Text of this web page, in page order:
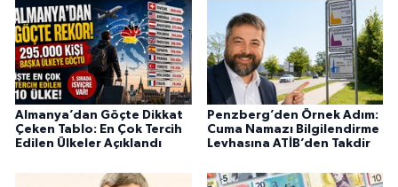
Almanya’dan Göçte Dikkat
Çeken Tablo: En Çok Tercih
Edilen Ülkeler Açıklandı
Penzberg’den Örnek Adım:
Cuma Namazı Bilgilendirme
Levhasına ATİB’den Takdir